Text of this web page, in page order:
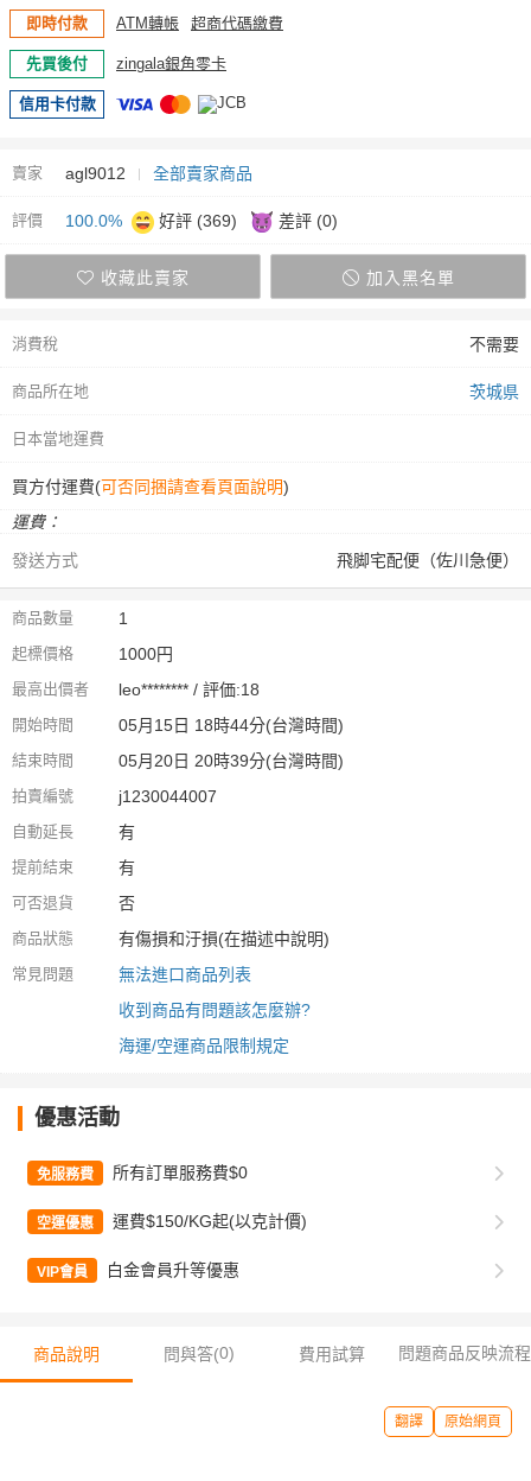
即時付款 ATM轉帳 超商代碼繳費
先買後付 zingala銀角零卡
信用卡付款
賣家 agl9012 全部賣家商品
評價 100.0% 好評 (369) 差評 (0)
收藏此賣家 加入黑名單
消費稅 不需要
商品所在地 茨城県
日本當地運費
買方付運費(可否同捆請查看頁面說明)
運費：
發送方式
飛脚宅配便（佐川急便）
商品數量 1
起標價格 1000円
最高出價者 leo******** / 評価:18
開始時間 05月15日 18時44分(台灣時間)
結束時間 05月20日 20時39分(台灣時間)
拍賣編號 j1230044007
自動延長 有
提前結束 有
可否退貨 否
商品狀態 有傷損和汙損(在描述中說明)
常見問題
無法進口商品列表
收到商品有問題該怎麼辦?
海運/空運商品限制規定
優惠活動
免服務費 所有訂單服務費$0
空運優惠 運費$150/KG起(以克計價)
VIP會員 白金會員升等優惠
商品說明 問與答(0) 費用試算 問題商品反映流程
翻譯 原始網頁